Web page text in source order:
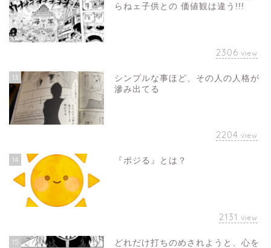
らねェ子供との 価値観は違う!!!
2306 view
13
シンプルな事ほど、その人の人格が
滲み出てる
2204 view
14 『ポジる』とは？
2131 view
15
どれだけ打ちのめされようと、心を